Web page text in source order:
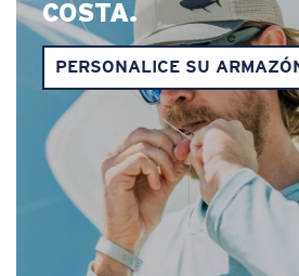
COSTA.
PERSONALICE SU